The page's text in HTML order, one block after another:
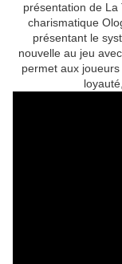
présentation de La
charismatique
présentant le
nouvelle au jeu
permet aux